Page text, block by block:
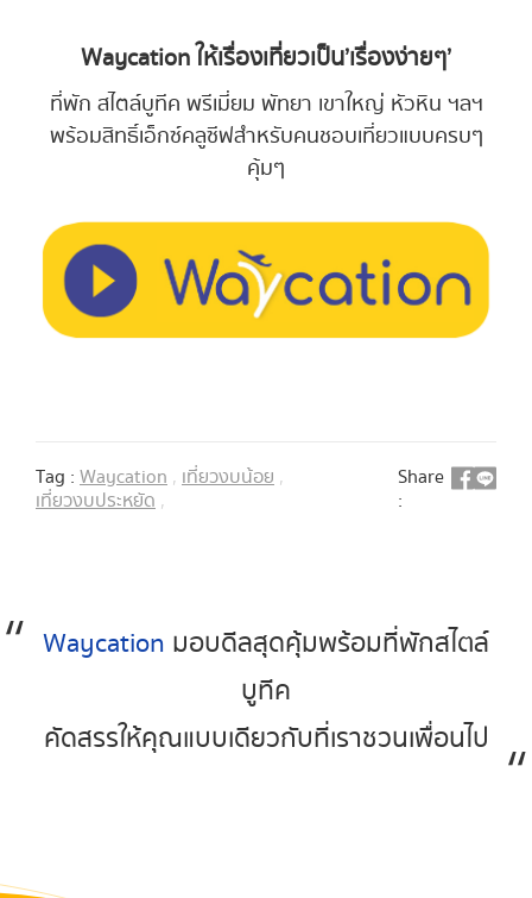
Waycation ให้เรื่องเที่ยวเป็น’เรื่องง่ายๆ’
ที่พัก สไตล์บูทีค พรีเมี่ยม พัทยา เขาใหญ่ หัวหิน ฯลฯ
พร้อมสิทธิ์เอ็กซ์คลูซีฟสําหรับคนชอบเที่ยวแบบครบๆ
คุ้มๆ
Tag : Waycation , เที่ยวงบน้อย ,
เที่ยวงบประหยัด ,
Share
:
Waycation มอบดีลสุดคุ้มพร้อมที่พักสไตล์
บูทีค
คัดสรรให้คุณแบบเดียวกับที่เราชวนเพื่อนไป